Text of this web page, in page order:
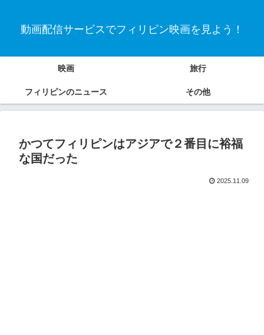
動画配信サービスでフィリピン映画を見よう！
映画 旅行
フィリピンのニュース その他
かつてフィリピンはアジアで２番目に裕福
な国だった
2025.11.09